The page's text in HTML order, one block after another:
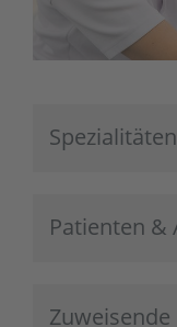
Patienten &
Zuweisende